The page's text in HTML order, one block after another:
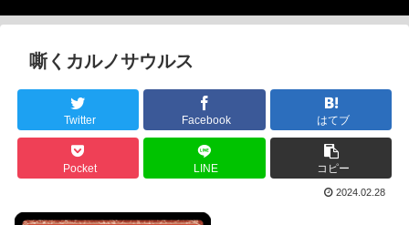
嘶くカルノサウルス
Twitter Facebook はてブ
Pocket LINE コピー
2024.02.28